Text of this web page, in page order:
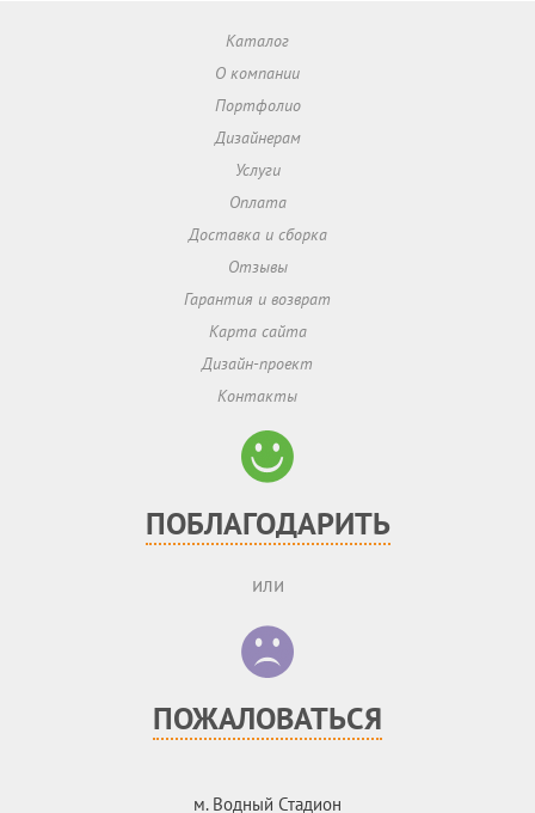
Каталог
О компании
Портфолио
Дизайнерам
Услуги
Оплата
Доставка и сборка
Отзывы
Гарантия и возврат
Карта сайта
Дизайн-проект
Контакты
ПОБЛАГОДАРИТЬ
или
ПОЖАЛОВАТЬСЯ
м. Водный Стадион